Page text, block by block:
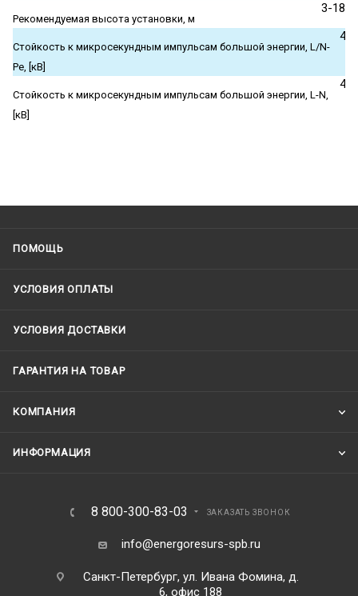
Рекомендуемая высота установки, м
3-18
Стойкость к микросекундным импульсам большой энергии, L/N-
Pe, [кВ]
4
Стойкость к микросекундным импульсам большой энергии, L-N,
[кВ]
4
ПОМОЩЬ
УСЛОВИЯ ОПЛАТЫ
УСЛОВИЯ ДОСТАВКИ
ГАРАНТИЯ НА ТОВАР
КОМПАНИЯ
ИНФОРМАЦИЯ
8 800-300-83-03 ЗАКАЗАТЬ ЗВОНОК
info@energoresurs-spb.ru
Санкт-Петербург, ул. Ивана Фомина, д.
6, офис 188